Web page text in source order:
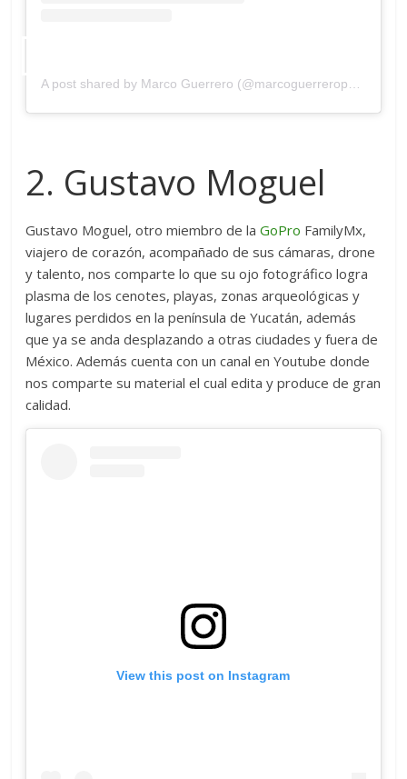
A post shared by Marco Guerrero (@marcoguerreroperalta)
2. Gustavo Moguel
Gustavo Moguel, otro miembro de laGoPro FamilyMx,
viajero de corazón, acompañado de sus cámaras, drone
y talento, nos comparte lo que su ojo fotográfico logra
plasma de los cenotes, playas, zonas arqueológicas y
lugares perdidos en la península de Yucatán, además
que ya se anda desplazando a otras ciudades y fuera de
México. Además cuenta con un canal en Youtube donde
nos comparte su material el cual edita y produce de gran
calidad.
View this post on Instagram